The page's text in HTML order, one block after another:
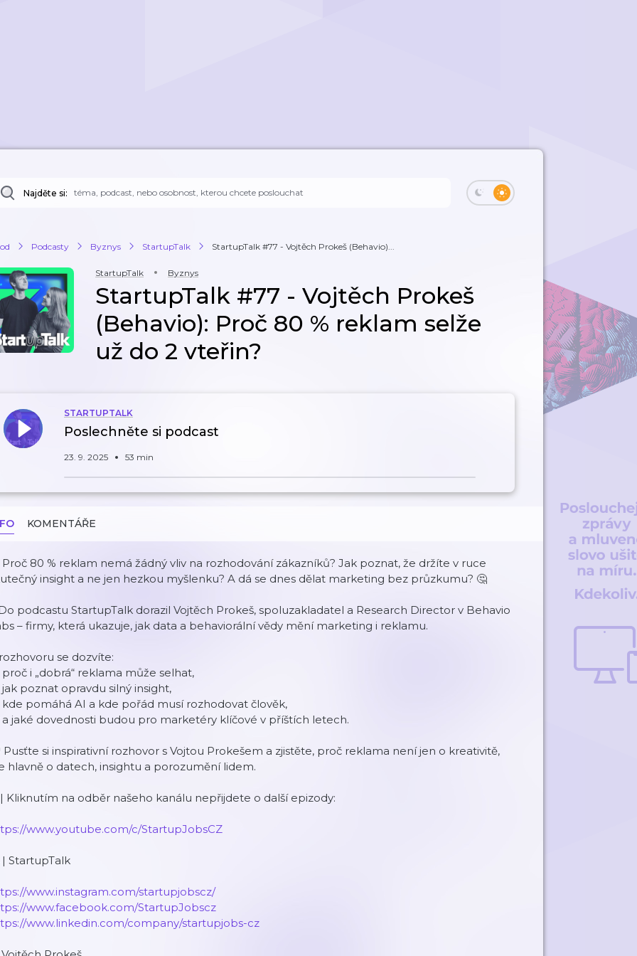
Najděte si:
Podcasty Byznys StartupTalk StartupTalk #77 - Vojtěch Prokeš (Behavio)...
StartupTalk Byznys
StartupTalk #77 - Vojtěch Prokeš
(Behavio): Proč 80 % reklam selže
už do 2 vteřin?
STARTUPTALK
Poslechněte si podcast
23. 9. 2025 53 min
KOMENTÁŘE
Proč 80 % reklam nemá žádný vliv na rozhodování zákazníků? Jak poznat, že držíte v ruce
insight a ne jen hezkou myšlenku? A dá se dnes dělat marketing bez průzkumu? 🤔
podcastu StartupTalk dorazil Vojtěch Prokeš, spoluzakladatel a Research Director v Behavio
– firmy, která ukazuje, jak data a behaviorální vědy mění marketing i reklamu.
se dozvíte:
proč i „dobrá“ reklama může selhat,
jak poznat opravdu silný insight,
kde pomáhá AI a kde pořád musí rozhodovat člověk,
a jaké dovednosti budou pro marketéry klíčové v příštích letech.
Pusťte si inspirativní rozhovor s Vojtou Prokešem a zjistěte, proč reklama není jen o kreativitě,
hlavně o datech, insightu a porozumění lidem.
Kliknutím na odběr našeho kanálu nepřijdete o další epizody:
www.youtube.com/c/StartupJobsCZ
| StartupTalk
www.instagram.com/startupjobscz/
www.facebook.com/StartupJobscz
www.linkedin.com/company/startupjobs-cz